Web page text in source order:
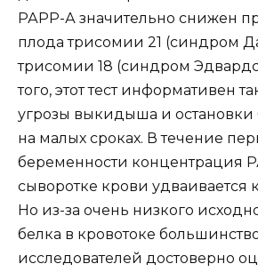
РАРР-А значительно снижен
плода трисомии 21 (синдром
трисомии 18 (синдром
того, этот тест информативен
угрозы выкидыша и остановки
на малых сроках. В течение
беременности концентрация
сыворотке крови удваивается
Но из-за очень низкого
белка в кровотоке
исследователей достоверно